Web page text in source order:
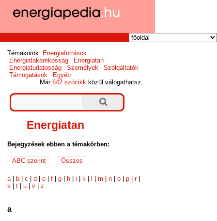
Témakörök: Energiaforrások
Energiatakarékosság
Energiatan
Energiatudatosság
Személyek
Szolgáltatók
Támogatások
Egyéb
Már642 szócikk közül válogathatsz.
Energiatan
Bejegyzések ebben a témakörben:
a b |c |d |e |f |g h |i k |m |n |o |p |r|
s |t |u |v |z
a